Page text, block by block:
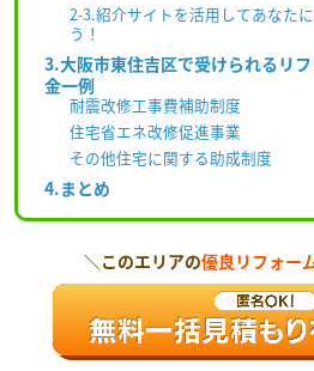
2-3.紹介サイトを活用してあなた
う！
3.大阪市東住吉区で受けられるリ
金一例
耐震改修工事費補助制度
住宅省エネ改修促進事業
その他住宅に関する助成制度
4.まとめ
＼このエリアの優良リフォー